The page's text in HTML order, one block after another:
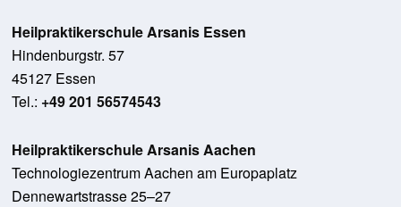
Heilpraktikerschule Arsanis Essen
Hindenburgstr. 57
45127 Essen
Tel.: +49 201 56574543
Heilpraktikerschule Arsanis Aachen
Technologiezentrum Aachen am Europaplatz
Dennewartstrasse 25–27